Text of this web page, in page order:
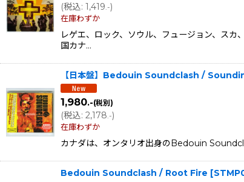
並び順: (税込: 1,419 .-)
在庫わずか
レゲエ、ロック、ソウル、フュージョン、ス
国カナ…
【日本盤】Bedouin Soundclash /
1,980.-(税別)
(税込: 2,178.-)
在庫わずか
カナダは、オンタリオ出身のBedouin
Bedouin Soundclash / Root Fire [